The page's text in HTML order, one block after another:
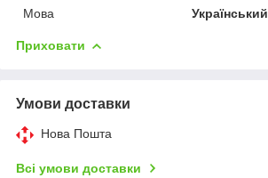
Мова
Український
Приховати
Умови доставки
Нова Пошта
Всі умови доставки